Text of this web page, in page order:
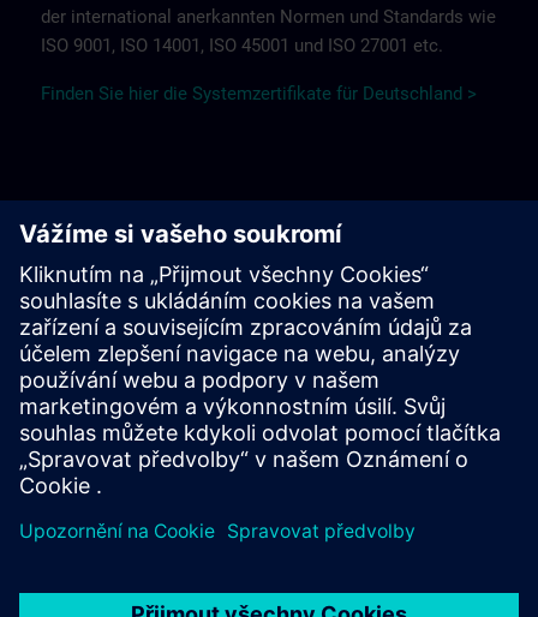
der international anerkannten Normen und Standards wie
ISO 9001, ISO 14001, ISO 45001 und ISO 27001 etc.
Finden Sie hier die Systemzertifikate für Deutschland >